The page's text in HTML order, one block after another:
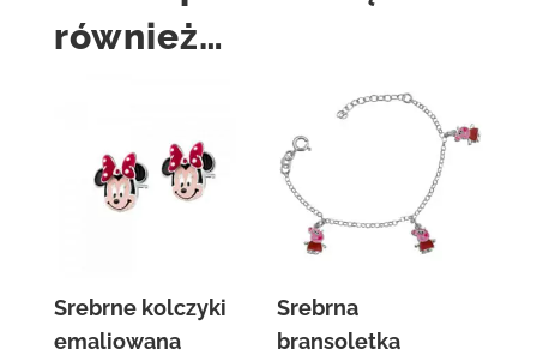
również…
Srebrne kolczyki
emaliowana
Srebrna
bransoletka